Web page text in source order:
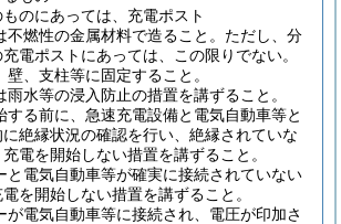
のにあっては、充電ポスト
不燃性の金属材料で造ること。 ただし、分
電ポストにあっては、この限りでない。
壁、支柱等に固定すること。
雨水等の浸入防止の措置を講ずること。
する前に、急速充電設備と電気自動車等と
絶縁状況の確認を行い、絶縁されていな
電を開始しない措置を講ずること。
と電気自動車等が確実に接続されていない
を開始しない措置を講ずること。
が電気自動車等に接続され、電圧が印加さ